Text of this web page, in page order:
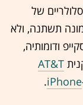
של
תשתנה, ולא
ודומותיה,
AT&T
iPhone
.